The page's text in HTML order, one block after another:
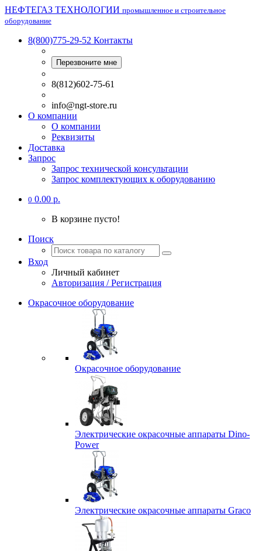
НЕФТЕГАЗ ТЕХНОЛОГИИ промышленное и строительное
оборудование
8(800)775-29-52 Контакты
Перезвоните мне
8(812)602-75-61
info@ngt-store.ru
О компании
О компании
Реквизиты
Доставка
Запрос
Запрос технической консультации
Запрос комплектующих к оборудованию
0 0.00 р.
В корзине пусто!
Поиск
Вход
Личный кабинет
Авторизация / Регистрация
Окрасочное оборудование
Окрасочное оборудование
Электрические окрасочные аппараты Dino-
Power
Электрические окрасочные аппараты Graco